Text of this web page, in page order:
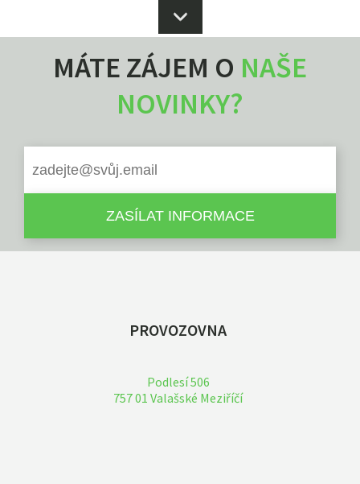
MÁTE ZÁJEM O NAŠE
NOVINKY?
PROVOZOVNA
Podlesí 506
757 01 Valašské Meziříčí